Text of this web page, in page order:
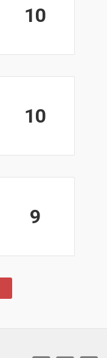
10
10
9